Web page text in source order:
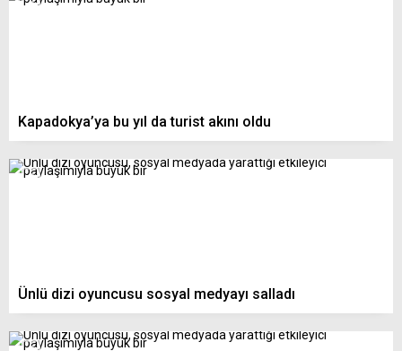
Kapadokya’ya bu yıl da turist akını oldu
Ünlü dizi oyuncusu sosyal medyayı salladı